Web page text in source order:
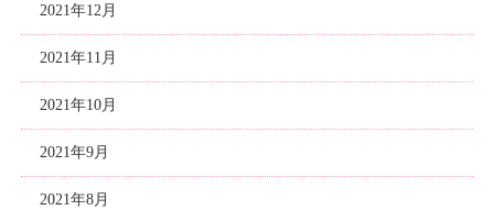
2021年12月
2021年11月
2021年10月
2021年9月
2021年8月